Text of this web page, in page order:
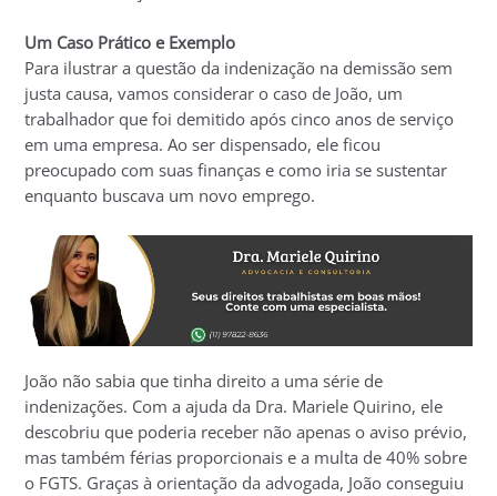
Um Caso Prático e Exemplo
Para ilustrar a questão da indenização na demissão sem
justa causa, vamos considerar o caso de João, um
trabalhador que foi demitido após cinco anos de serviço
em uma empresa. Ao ser dispensado, ele ficou
preocupado com suas finanças e como iria se sustentar
enquanto buscava um novo emprego.
João não sabia que tinha direito a uma série de
indenizações. Com a ajuda da Dra. Mariele Quirino, ele
descobriu que poderia receber não apenas o aviso prévio,
mas também férias proporcionais e a multa de 40% sobre
o FGTS. Graças à orientação da advogada, João conseguiu